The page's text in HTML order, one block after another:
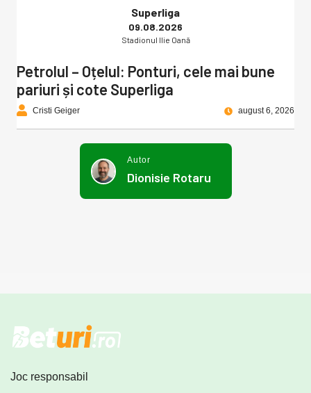
Superliga
09.08.2026
Stadionul Ilie Oană
Petrolul – Oțelul: Ponturi, cele mai bune
pariuri și cote Superliga
Cristi Geiger august 6, 2026
Autor
Dionisie Rotaru
Joc responsabil